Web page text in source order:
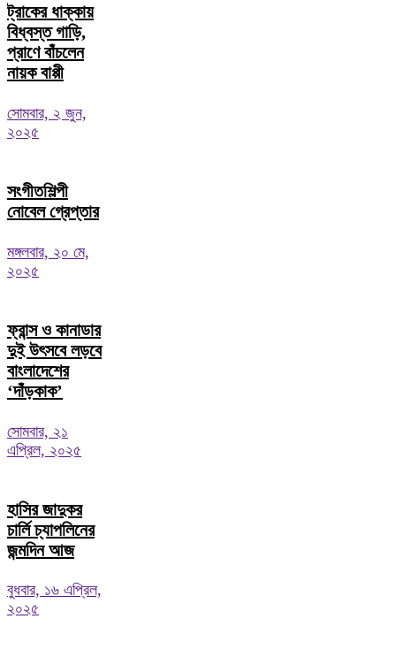
ট্রাকের ধাক্কায়
বিধ্বস্ত গাড়ি,
প্রাণে বাঁচলেন
নায়ক বাপ্পী
সোমবার, ২ জুন,
২০২৫
সংগীতশিল্পী
নোবেল গ্রেপ্তার
মঙ্গলবার, ২০ মে,
২০২৫
ফ্রান্স ও কানাডার
দুই উৎসবে লড়বে
বাংলাদেশের
‘দাঁড়কাক’
সোমবার, ২১
এপ্রিল, ২০২৫
হাসির জাদুকর
চার্লি চ্যাপলিনের
জন্মদিন আজ
বুধবার, ১৬ এপ্রিল,
২০২৫